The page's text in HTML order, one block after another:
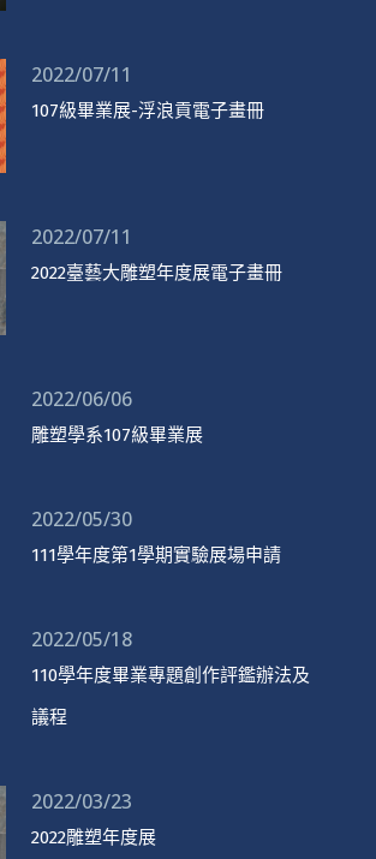
2022/07/11
107級畢業展-浮浪貢電子畫冊
2022/07/11
2022臺藝大雕塑年度展電子畫冊
2022/06/06
雕塑學系107級畢業展
2022/05/30
111學年度第1學期實驗展場申請
2022/05/18
110學年度畢業專題創作評鑑辦法及
議程
2022/03/23
2022雕塑年度展